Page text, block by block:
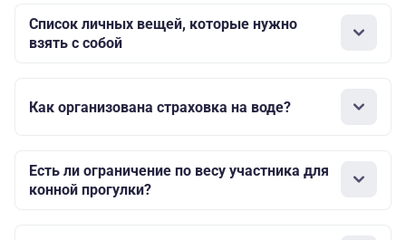
Список личных вещей, которые нужно
взять с собой
Как организована страховка на воде?
Есть ли ограничение по весу участника для
конной прогулки?